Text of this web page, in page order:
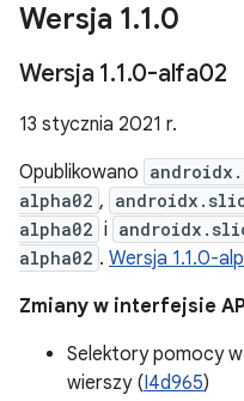
Wersja 1.1.0
Wersja 1.1.0-alfa02
13 stycznia 2021 r.
Opublikowano
alpha02 ,
alpha02 i
alpha02 . Wersja 1.1.0-
Zmiany w interfejsie
Selektory pomocy w
wierszy (I4d965)